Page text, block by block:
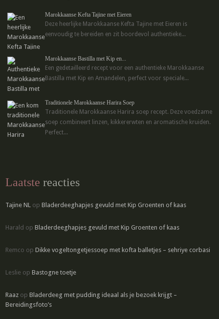
Marokkaanse Kefta Tajine met Eieren
Deze heerlijke Marokkaanse Kefta Tajine met Eieren is
eenvoudig te bereiden en zit boordevol authentieke...
Marokkaanse Bastilla met Kip en...
Een gedetailleerd recept voor een authentieke Marokkaanse
Bastilla met Kip en Amandelen, perfect voor speciale...
Traditionele Marokkaanse Harira Soep
Traditionele Marokkaanse Harira soep recept. Deze voedzame
soep combineert linzen, kikkererwten en aromatische kruiden.
Perfect...
Laatste reacties
Tajine NL opBladerdeeghapjes gevuld met Kip Groenten of kaas
Harald opBladerdeeghapjes gevuld met Kip Groenten of kaas
Remco opDikke vogeltongetjessoep met kofta balletjes – sehriye corbasi
Leslie opBastogne toetje
Raaz opBladerdeeg met pudding ideaal als je bezoek krijgt –
Bereidingsfoto’s